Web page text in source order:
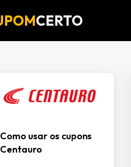
CERTO
Como usar os cupons
Centauro